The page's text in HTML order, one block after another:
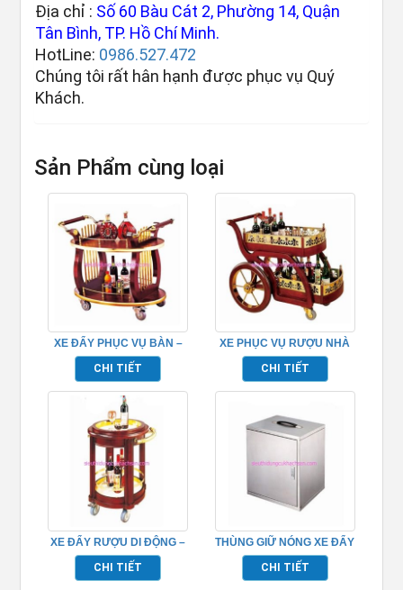
Địa chỉ : Số 60 Bàu Cát 2, Phường 14, Quận
Tân Bình, TP. Hồ Chí Minh.
HotLine: 0986.527.472
Chúng tôi rất hân hạnh được phục vụ Quý
Khách.
Sản Phẩm cùng loại
XE ĐẨY PHỤC VỤ BÀN –
TPXD0018
CHI TIẾT
XE PHỤC VỤ RƯỢU NHÀ
HÀNG – TPXD0013
CHI TIẾT
XE ĐẨY RƯỢU DI ĐỘNG –
TPXD0016
CHI TIẾT
THÙNG GIỮ NÓNG XE ĐẨY
PHỤC VỤ TPXD0002
CHI TIẾT